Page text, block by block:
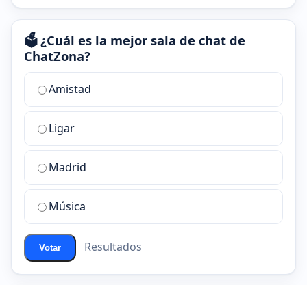
🗳️ ¿Cuál es la mejor sala de chat de
ChatZona?
¿Cuál
la
mejor
sala
chat
ChatZona?
Amistad
Ligar
Madrid
Música
Votar Resultados